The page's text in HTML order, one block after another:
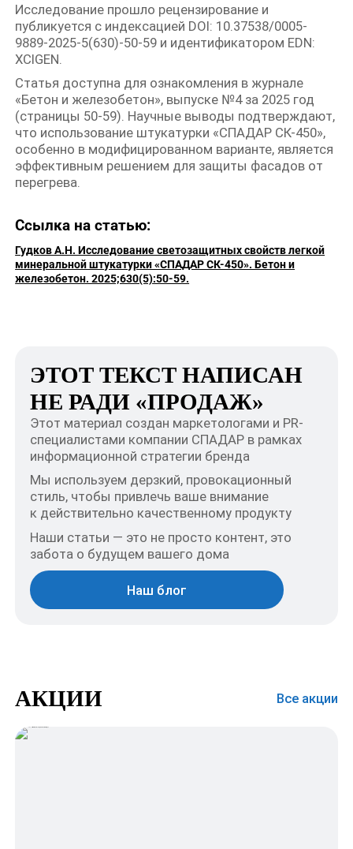
Исследование прошло рецензирование и
публикуется с индексацией DOI: 10.37538/0005-
9889-2025-5(630)-50-59 и идентификатором EDN:
XCIGEN
Статья доступна для ознакомления в журнале
«Бетон и железобетон», выпуске №4 за 2025 год
(страницы 50-59). Научные выводы подтверждают,
что использование штукатурки «СПАДАР СК-450»,
особенно в модифицированном варианте, является
эффективным решением для защиты фасадов от
перегрева.
Ссылка на статью:
Гудков А.Н. Исследование светозащитных свойств легкой
минеральной штукатурки «СПАДАР СК-450». Бетон и
железобетон. 2025;630(5):50-59.
ЭТОТ ТЕКСТ НАПИСАН
НЕ РАДИ «ПРОДАЖ»
Этот материал создан маркетологами и PR-
специалистами компании СПАДАР в рамках
информационной стратегии бренда
Мы используем дерзкий, провокационный
стиль, чтобы привлечь ваше внимание
к действительно качественному продукту
Наши статьи — это не просто контент, это
забота о будущем вашего дома
Наш блог
АКЦИИ Все акции